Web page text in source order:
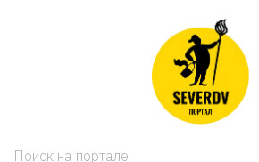
Поиск на портале